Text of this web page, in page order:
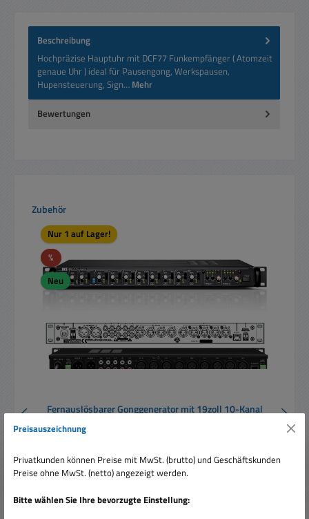
Beschreibung
Hochpräzise Hauptuhr mit DCF77 Funkempfänger ( Atomzeit
genaue Uhr ) ideal für Pausengong, Werkspausen,
Hupensteuerung, Sign… Mehr
Bewertungen
Produktgalerie überspringen
Zubehör
Nur 1 auf Lager!
%Rabatt
Neu
Fernauslösbarer Gonggenerator mit 19zoll 10-Kanal
Preisauszeichnung
Privatkunden können Preise mit MwSt. (brutto) und Geschäftskunden
Preise ohne MwSt. (netto) angezeigt werden.
Bitte wählen Sie Ihre bevorzugte Einstellung: